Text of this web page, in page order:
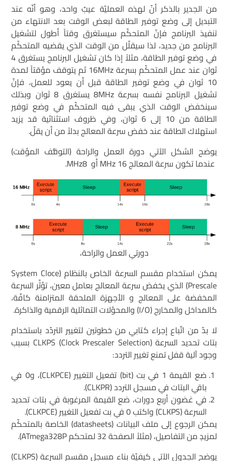
من الجدير بالذكر أنّ لهذه العمليّة عيبٌ واحد، وهو أنّه عند
التبديل إلى وضع توفير الطاقة لبعض الوقت بعد الانتهاء من
تنفيذ البرنامج فإنّ المتحكّم سيستغرق وقتاً أطول لتشغيل
البرنامج من جديد، لذا سيقلّل من الوقت الذي يقضيه المتحكّم
في وضع توفير الطاقة، مثلاً إذا كان تشغيل البرنامج يستغرق 4
ثوان عند عمل المتحكّم بسرعة 16MHz ثم يتوقف مؤقتاً لمدة
10 ثوان في وضع توفير الطاقة قبل أن يعود للعمل، فإنّ
تشغيل البرنامج نفسه بسرعة 8MHz يستغرق 8 ثوان وبذلك
سينخفض الوقت الذي يبقى فيه المتحكّم في وضع توفير
الطاقة من 10 إلى 6 ثوان، وفي ظروف استثنائية قد يزيد
استهلاك الطاقة عند خفض سرعة المعالج بدلاً من أن يقلّ.
يوضح الشكل الآتي دورة العمل والراحة (التوقُّف المؤقت)
عندما تكون سرعة المعالج 16 MHz أو MHz8.
دورتي العمل والراحة،
يمكن استخدام مقسم السرعة الخاص بالنظام (System Cloce
Prescale) الذي يخفض سرعة المعالج بعامل معين، تؤثّر السرعة
المخفضة على المعالج و الأجهزة الملحقة المتزامنة كافّة،
كالمداخل والمخارج (I/O) والمحوّلات التماثلية الرقمية والذاكرة.
لا بدّ من اتّباع إجراء كتابي من خطوتين لتغيير التردّد باستخدام
بتات تحديد السرعة CLKPS (Clock Prescaler Selection) بسبب
وجود آلية قفل تمنع تغيير التردد:
ضع القيمة 1 في بت (bit) تفعيل التغيير (CLKPCE)، و0 في
باقي البتات في مسجل التردد (CLKPR).
في غضون أربع دورات، ضع القيمة المرغوبة في بتات تحديد
السرعة (CLKPS) واكتب 0 في بت تفعيل التغيير (CLKPCE).
يمكن الرجوع إلى ملف البيانات (datasheets) الخاصة بالمتحكّم
لمزيدٍ من التفاصيل، (مثلاً الصفحة 32 لمتحكم ATmega328P).
يوضح الجدول الآتي كيفيّة بناء مسجل مقسم السرعة (CLKPS)